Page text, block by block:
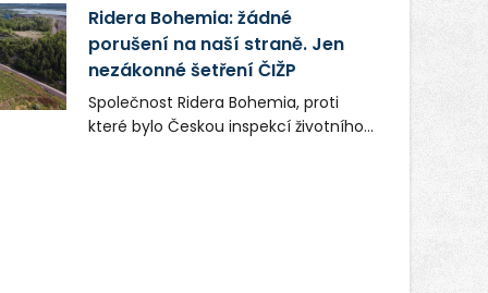
společnost Dang Investment Group
s.r.o. investuje do projektu přes 50
milionů korun. Cílem je přinést
Ostravě dva špičkové gastronomické
koncepty, které v regionu dosud
chyběly, luxusní středomořskou
Ridera Bohemia: žádné
porušení na naší straně. Jen
nezákonné šetření ČIŽP
Společnost Ridera Bohemia, proti
které bylo Českou inspekcí životního